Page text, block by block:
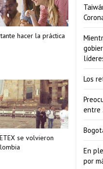
b
j
o
r
a
u
hacer la práctica
se volvieron
Los
entre
En
por